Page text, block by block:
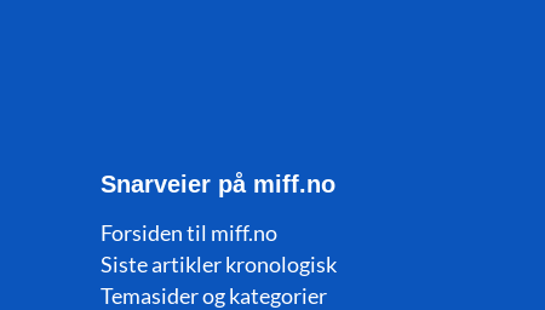
Snarveier på miff.no
Forsiden til miff.no
Siste artikler kronologisk
Temasider og kategorier